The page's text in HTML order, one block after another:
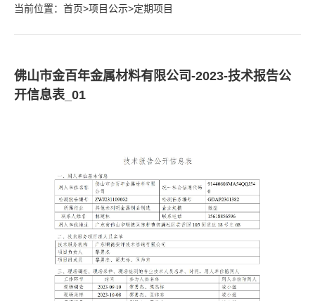
当前位置： 首页>项目公示>定期项目
佛山市金百年金属材料有限公司-2023-技术报告公
开信息表_01